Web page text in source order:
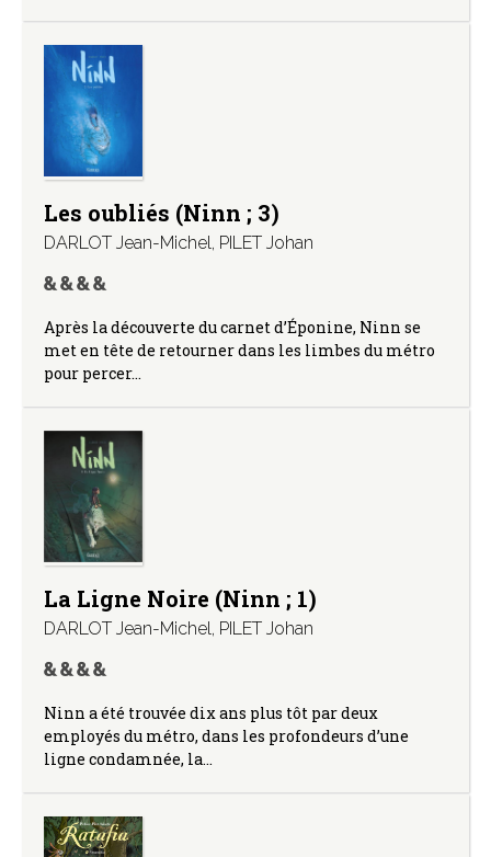
Les oubliés (Ninn ; 3)
DARLOT Jean-Michel, PILET Johan
Après la découverte du carnet d’Éponine, Ninn se
met en tête de retourner dans les limbes du métro
pour percer…
La Ligne Noire (Ninn ; 1)
DARLOT Jean-Michel, PILET Johan
Ninn a été trouvée dix ans plus tôt par deux
employés du métro, dans les profondeurs d’une
ligne condamnée, la…